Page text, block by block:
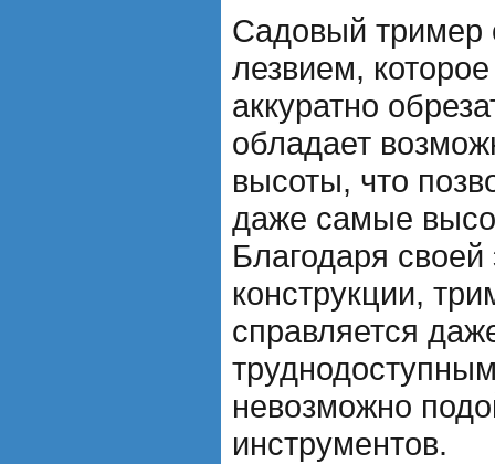
Садовый
лезвием,
аккуратно
обладает
высоты, что
даже самые
Благодаря
конструкции,
справляется
невозможно
инструментов.